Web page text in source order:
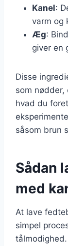
Kanel:
varm og
Æg:
giver en
Disse
som
hvad du
såsom brun
Sådan
med
At lave
simpel